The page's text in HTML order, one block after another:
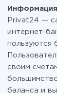
перейти
отарифах.
Privat24 —
интернет-
пользуются
своим
баланса и